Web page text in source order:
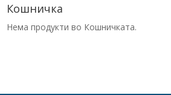
Кошничка
Нема продукти во Кошничката.